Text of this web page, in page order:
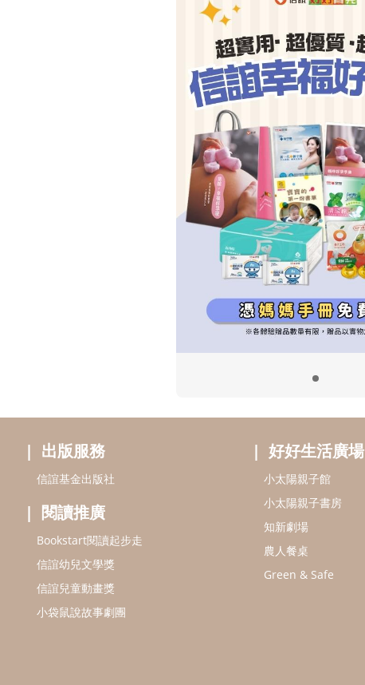
出版服務
信誼基金出版社
閱讀推廣
Bookstart閱讀起步走
信誼幼兒文學獎
信誼兒童動畫獎
小袋鼠說故事劇團
好好生活廣場
小太陽親子館
小太陽親子書房
知新劇場
農人餐桌
Green & Safe